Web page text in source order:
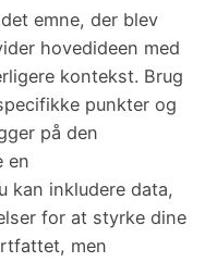
emne, der blev
hovedideen med
kontekst. Brug
punkter og
på den
en
kan inkludere data,
for at styrke dine
men